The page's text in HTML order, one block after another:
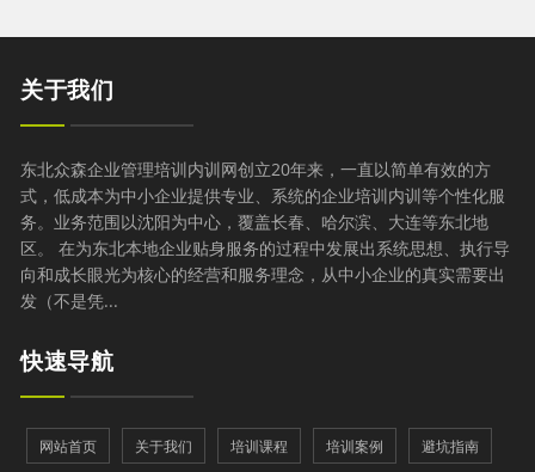
关于我们
东北众森企业管理培训内训网创立20年来，一直以简单有效的方
式，低成本为中小企业提供专业、系统的企业培训内训等个性化服
务。业务范围以沈阳为中心，覆盖长春、哈尔滨、大连等东北地
区。 在为东北本地企业贴身服务的过程中发展出系统思想、执行导
向和成长眼光为核心的经营和服务理念，从中小企业的真实需要出
发（不是凭...
快速导航
网站首页 关于我们 培训课程 培训案例 避坑指南